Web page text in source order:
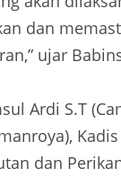
dan
ujar
Ardi S.T
dan